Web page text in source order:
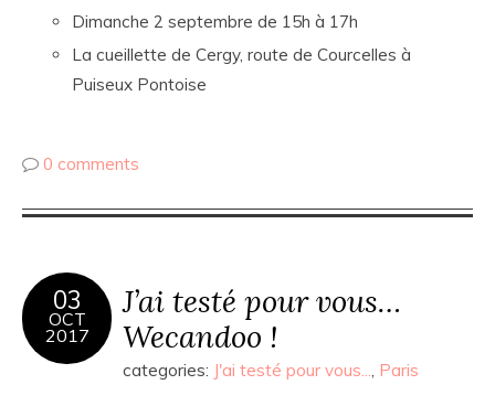
Dimanche 2 septembre de 15h à 17h
La cueillette de Cergy, route de Courcelles à
Puiseux Pontoise
0 comments
03
OCT
2017
J’ai testé pour vous…
Wecandoo !
categories: J'ai testé pour vous... Paris